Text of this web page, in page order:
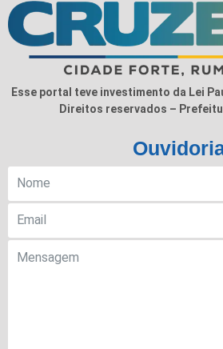
Esse portal teve investimento da Lei
Direitos reservados –